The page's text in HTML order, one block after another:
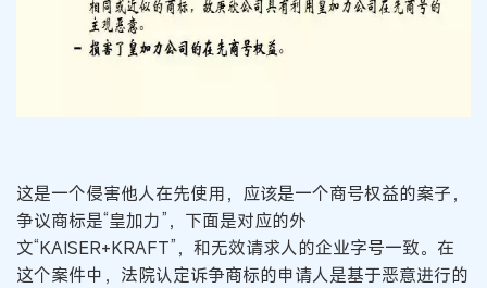
这是一个侵害他人在先使用，应该是一个商号权益的案子，
争议商标是“皇加力”，下面是对应的外
文“KAISER+KRAFT”，和无效请求人的企业字号一致。在
这个案件中，法院认定诉争商标的申请人是基于恶意进行的